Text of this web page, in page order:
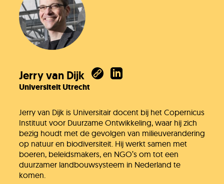
Jerry van Dijk
Universiteit Utrecht
Jerry van Dijk is Universitair docent bij het Copernicus
Instituut voor Duurzame Ontwikkeling, waar hij zich
bezig houdt met de gevolgen van milieuverandering
op natuur en biodiversiteit. Hij werkt samen met
boeren, beleidsmakers, en NGO’s om tot een
duurzamer landbouwsysteem in Nederland te
komen.